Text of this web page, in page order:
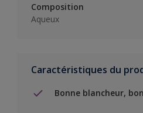
Composition
Aqueux
Caractéristiques du
Bonne blancheur,